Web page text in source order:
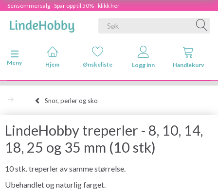
Sensommersalg - Spar opp til 50% - klikk her
Veksle navigasjon
Meny
Hjem Ønskeliste Logg inn Handlekurv
Snor, perler og sko
LindeHobby treperler - 8, 10, 14,
18, 25 og 35 mm (10 stk)
10 stk. treperler av samme størrelse.
Ubehandlet og naturlig farget.